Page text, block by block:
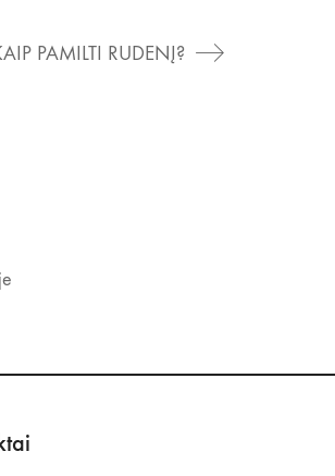
PAMILTI RUDENĮ?